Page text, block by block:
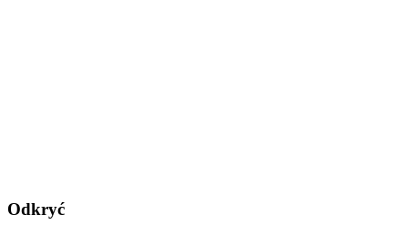
Odkryć